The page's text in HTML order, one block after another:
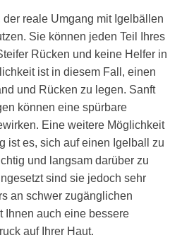
reale Umgang mit Igelbällen
Sie können jeden Teil Ihres
Rücken und keine Helfer in
ist in diesem Fall, einen
und Rücken zu legen. Sanft
können eine spürbare
Eine weitere Möglichkeit
ist es, sich auf einen Igelball zu
und langsam darüber zu
sind sie jedoch sehr
an schwer zugänglichen
Ihnen auch eine bessere
auf Ihrer Haut.